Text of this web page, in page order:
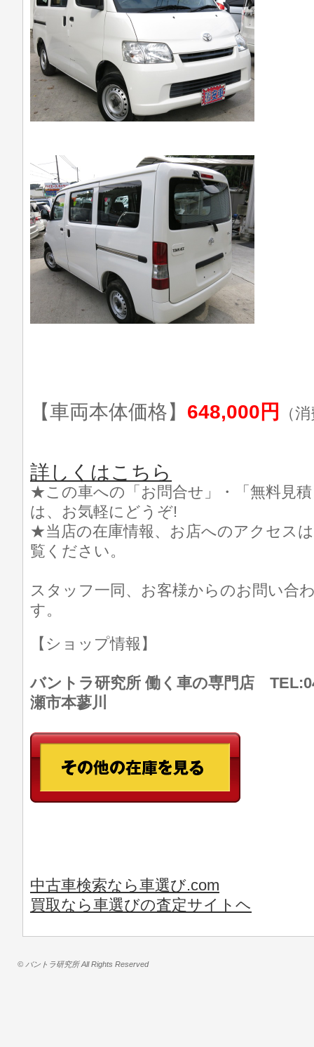
【車両本体価格】 648,000円 （
詳しくはこちら
★この車への「お問合せ」・「無料見
は、お気軽にどうぞ!
★当店の在庫情報、お店へのアクセス
覧ください。
スタッフ一同、お客様からのお問い合
す。
【ショップ情報】
バントラ研究所 働く車の専門店
瀬市本蓼川
中古車検索なら車選び.com
買取なら車選びの査定サイトヘ
© バントラ研究所 All Rights Reserved